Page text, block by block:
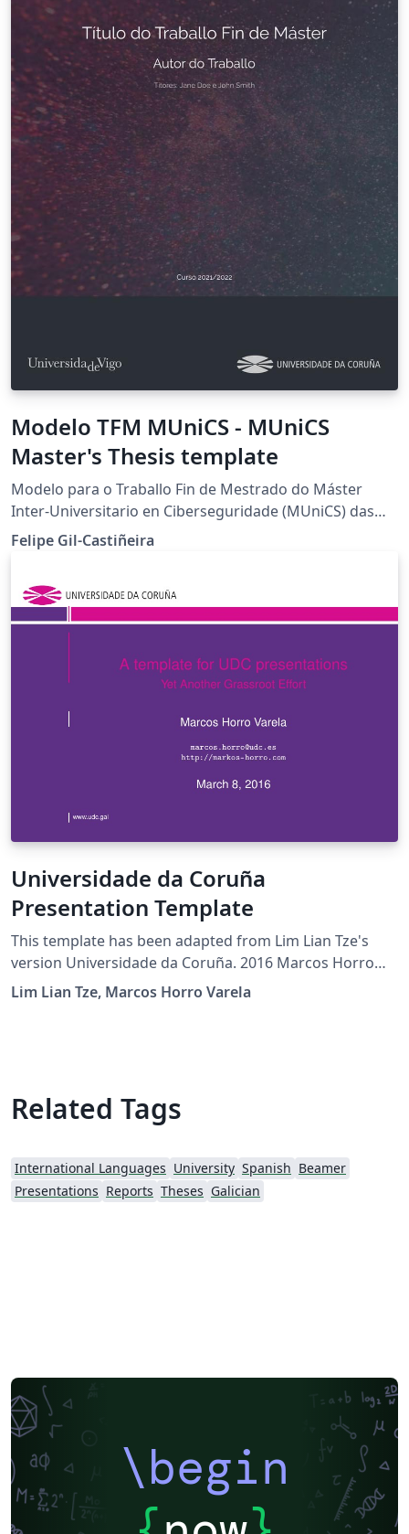
Modelo TFM MUniCS - MUniCS
Master's Thesis template
Modelo para o Traballo Fin de Mestrado do Máster
Inter-Universitario en Ciberseguridade (MUniCS) das
Universidades de Vigo e da Coruña. Baseado en Clean
Thesis de Ricardo Langner MUniCS Master's Thesis
on Clean Thesis by Ricardo Langner
Felipe Gil-Castiñeira
Universidade da Coruña
Presentation Template
This template has been adapted from Lim Lian Tze's
version Universidade da Coruña. 2016 Marcos Horro
Varela
Lim Lian Tze, Marcos Horro Varela
Related Tags
International Languages University Spanish Beamer
Presentations Reports Theses Galician
\begin